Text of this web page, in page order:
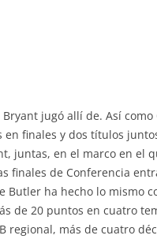
Bryant jugó allí de. Así
en finales y dos títulos
juntas, en el marco en el
finales de Conferencia
Butler ha hecho lo mismo
de 20 puntos en cuatro
regional, más de cuatro